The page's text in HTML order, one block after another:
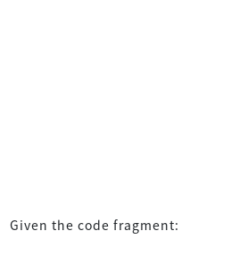
Given the code fragment: